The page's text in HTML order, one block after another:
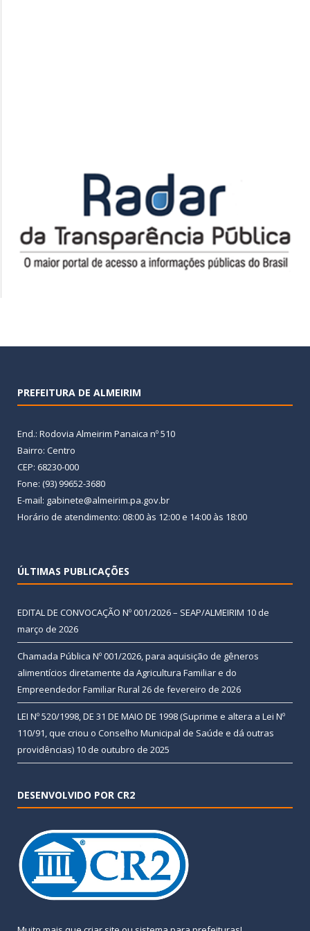
PREFEITURA DE ALMEIRIM
End.: Rodovia Almeirim Panaica nº 510
Bairro: Centro
CEP: 68230-000
Fone: (93) 99652-3680
E-mail: gabinete@almeirim.pa.gov.br
Horário de atendimento: 08:00 às 12:00 e 14:00 às 18:00
ÚLTIMAS PUBLICAÇÕES
EDITAL DE CONVOCAÇÃO Nº 001/2026 – SEAP/ALMEIRIM 10 de
março de 2026
Chamada Pública Nº 001/2026, para aquisição de gêneros
alimentícios diretamente da Agricultura Familiar e do
Empreendedor Familiar Rural 26 de fevereiro de 2026
LEI Nº 520/1998, DE 31 DE MAIO DE 1998 (Suprime e altera a Lei Nº
110/91, que criou o Conselho Municipal de Saúde e dá outras
providências) 10 de outubro de 2025
DESENVOLVIDO POR CR2